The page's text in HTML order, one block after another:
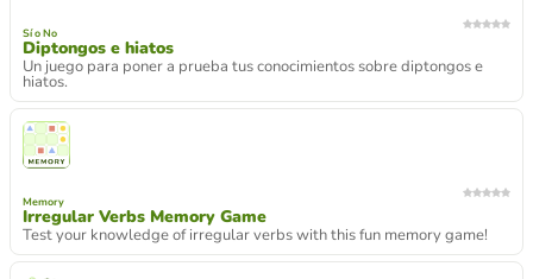
Sí o No
Diptongos e hiatos
Un juego para poner a prueba tus conocimientos sobre diptongos e
hiatos.
Memory
Irregular Verbs Memory Game
Test your knowledge of irregular verbs with this fun memory game!